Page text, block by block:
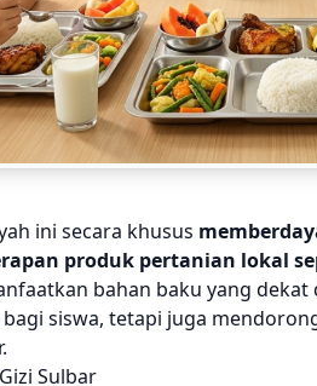
ini secara khusus
produk pertanian lokal
bahan baku yang
siswa, tetapi juga
Sulbar